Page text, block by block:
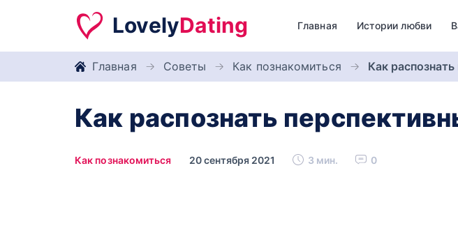
LovelyDating Главная Истории любви
Главная Советы Как познакомиться Как
Как распознать
Как познакомиться 20 сентября 2021 3 мин. 0